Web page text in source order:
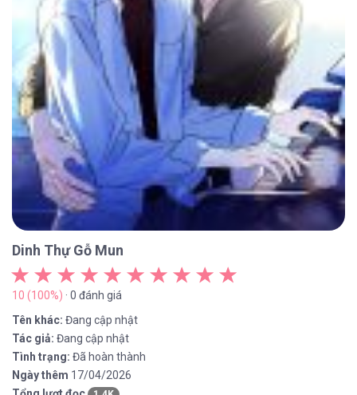
Dinh Thự Gỗ Mun
10 (100%) · 0 đánh giá
Tên khác: Đang cập nhật
Tác giả: Đang cập nhật
Tình trạng: Đã hoàn thành
Ngày thêm 17/04/2026